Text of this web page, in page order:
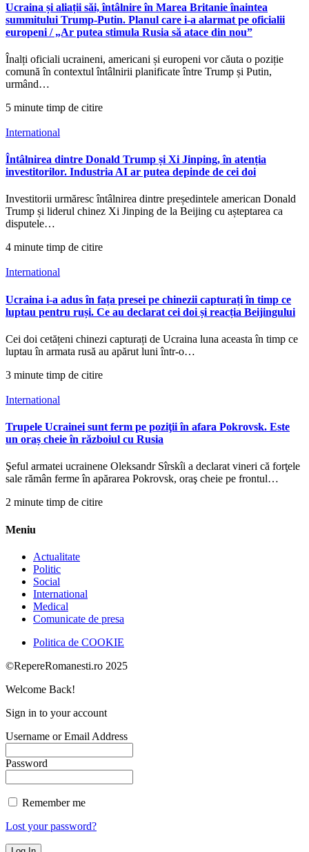
Ucraina și aliații săi, întâlnire în Marea Britanie înaintea
summitului Trump-Putin. Planul care i-a alarmat pe oficialii
europeni / „Ar putea stimula Rusia să atace din nou”
Înalți oficiali ucraineni, americani și europeni vor căuta o poziție
comună în contextul întâlnirii planificate între Trump și Putin,
urmând…
5 minute timp de citire
International
Întâlnirea dintre Donald Trump și Xi Jinping, în atenția
investitorilor. Industria AI ar putea depinde de cei doi
Investitorii urmăresc întâlnirea dintre președintele american Donald
Trump și liderul chinez Xi Jinping de la Beijing cu așteptarea ca
disputele…
4 minute timp de citire
International
Ucraina i-a adus în fața presei pe chinezii capturați în timp ce
luptau pentru ruși. Ce au declarat cei doi și reacția Beijingului
Cei doi cetățeni chinezi capturați de Ucraina luna aceasta în timp ce
luptau în armata rusă au apărut luni într-o…
3 minute timp de citire
International
Trupele Ucrainei sunt ferm pe poziţii în afara Pokrovsk. Este
un oraș cheie în războiul cu Rusia
Şeful armatei ucrainene Oleksandr Sîrskîi a declarat vineri că forţele
sale rămân ferme în apărarea Pokrovsk, oraş cheie pe frontul…
2 minute timp de citire
Meniu
Actualitate
Politic
Social
International
Medical
Comunicate de presa
Politica de COOKIE
©RepereRomanesti.ro 2025
Welcome Back!
Sign in to your account
Username or Email Address
Password
Remember me
Lost your password?